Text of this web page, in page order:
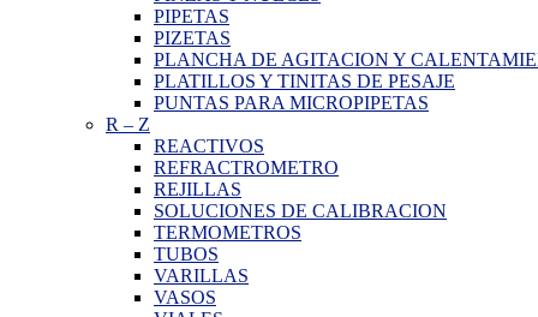
PIPETAS
PIZETAS
PLANCHA DE AGITACION Y
PLATILLOS Y TINITAS DE PESAJE
PUNTAS PARA MICROPIPETAS
R – Z
REACTIVOS
REFRACTROMETRO
REJILLAS
SOLUCIONES DE CALIBRACION
TERMOMETROS
TUBOS
VARILLAS
VASOS